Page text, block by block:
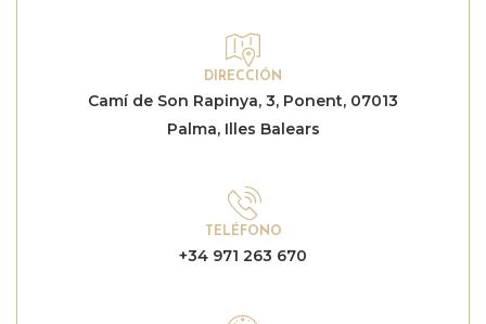
DIRECCIÓN
Camí de Son Rapinya, 3, Ponent, 07013
Palma, Illes Balears
TELÉFONO
+34 971 263 670